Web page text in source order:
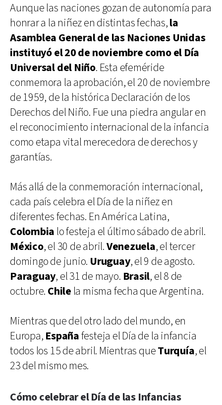
Aunque las naciones gozan de autonomía para
honrar a la niñez en distintas fechas,la
Asamblea General de las Naciones Unidas
instituyó el 20 de noviembre como el Día
Universal del Niño. Esta efeméride
conmemora la aprobación, el 20 de noviembre
de 1959, de la histórica Declaración de los
Derechos del Niño. Fue una piedra angular en
el reconocimiento internacional de la infancia
como etapa vital merecedora de derechos y
garantías.
Más allá de la conmemoración internacional,
cada país celebra el Día de la niñez en
diferentes fechas. En América Latina,
Colombia lo festeja el último sábado de abril.
México, el 30 de abril.Venezuela, el tercer
domingo de junio. Uruguay, el 9 de agosto.
Paraguay, el 31 de mayo. Brasil, el 8 de
octubre. Chile la misma fecha que Argentina.
Mientras que del otro lado del mundo, en
Europa, Españafesteja el Día de la infancia
todos los 15 de abril. Mientras queTurquía, el
23 del mismo mes.
Cómo celebrar el Día de las Infancias